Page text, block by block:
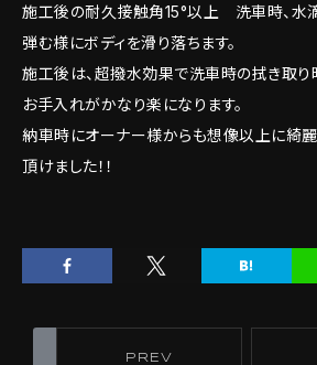
施工後の耐久接触角15°以上 洗車時、水
弾む様にボディを滑り落ちます。
施工後は、超撥水効果で洗車時の拭き取り
お手入れがかなり楽になります。
納車時にオーナー様からも想像以上に綺
頂けました！！
PREV